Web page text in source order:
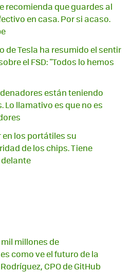
recomienda que guardes al
en casa. Por si acaso.
de Tesla ha resumido el sentir
el FSD: "Todos lo hemos
están teniendo
llamativo es que no es
los portátiles su
de los chips. Tiene
millones de
como ve el futuro de la
CPO de GitHub